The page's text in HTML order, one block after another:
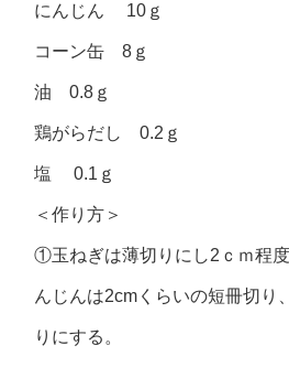
にんじん 10ｇ
コーン缶 8ｇ
油 0.8ｇ
鶏がらだし 0.2ｇ
塩 0.1ｇ
＜作り方＞
①玉ねぎは薄切りにし2ｃｍ程
んじんは2cmくらいの短冊切り
りにする。